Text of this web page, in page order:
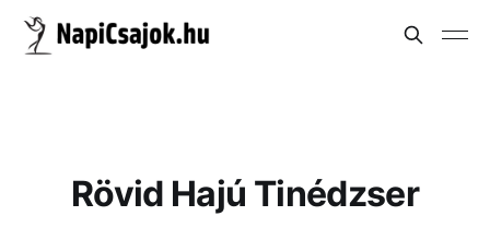
Rövid Hajú Tinédzser